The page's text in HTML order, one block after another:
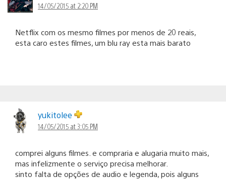
14/05/2015 at 2:20 PM
Netflix com os mesmo filmes por menos de 20 reais,
esta caro estes filmes, um blu ray esta mais barato
yukitolee
14/05/2015 at 3:05 PM
comprei alguns filmes. e compraria e alugaria muito mais,
mas infelizmente o serviço precisa melhorar.
sinto falta de opções de audio e legenda, pois alguns